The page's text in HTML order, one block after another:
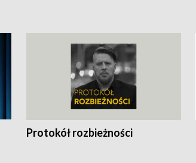
Protokół rozbieżności